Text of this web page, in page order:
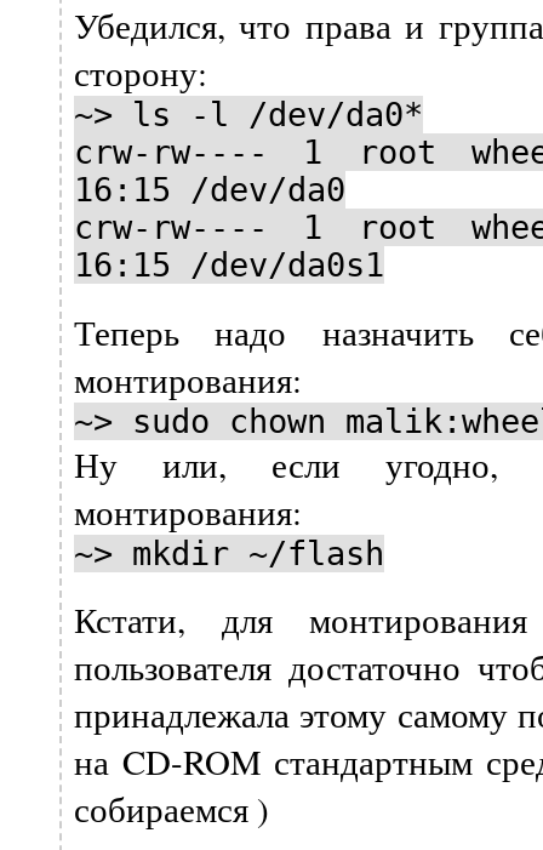
Убедился, что права и
сторону:
~> ls -l /dev/da0*
crw-rw---- 1 root
16:15 /dev/da0
crw-rw---- 1 root
16:15 /dev/da0s1
Теперь надо назначить
монтирования:
~> sudo chown
Ну или, если угодно,
монтирования:
~> mkdir ~/flash
Кстати, для
пользователя достаточно
принадлежала этому самому
на CD-ROM стандартным
собираемся )